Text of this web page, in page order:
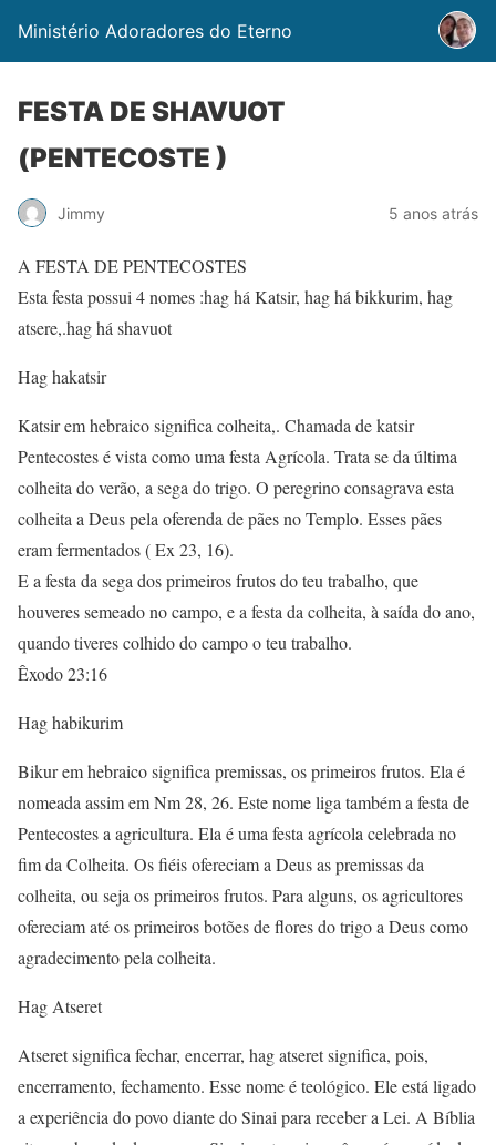
Ministério Adoradores do Eterno
FESTA DE SHAVUOT
(PENTECOSTE )
Jimmy 5 anos atrás
A FESTA DE PENTECOSTES
Esta festa possui 4 nomes :hag há Katsir, hag há bikkurim, hag
atsere,.hag há shavuot
Hag hakatsir
Katsir em hebraico significa colheita,. Chamada de katsir
Pentecostes é vista como uma festa Agrícola. Trata se da última
colheita do verão, a sega do trigo. O peregrino consagrava esta
colheita a Deus pela oferenda de pães no Templo. Esses pães
eram fermentados ( Ex 23, 16).
E a festa da sega dos primeiros frutos do teu trabalho, que
houveres semeado no campo, e a festa da colheita, à saída do ano,
quando tiveres colhido do campo o teu trabalho.
Êxodo 23:16
Hag habikurim
Bikur em hebraico significa premissas, os primeiros frutos. Ela é
nomeada assim em Nm 28, 26. Este nome liga também a festa de
Pentecostes a agricultura. Ela é uma festa agrícola celebrada no
fim da Colheita. Os fiéis ofereciam a Deus as premissas da
colheita, ou seja os primeiros frutos. Para alguns, os agricultores
ofereciam até os primeiros botões de flores do trigo a Deus como
agradecimento pela colheita.
Hag Atseret
Atseret significa fechar, encerrar, hag atseret significa, pois,
encerramento, fechamento. Esse nome é teológico. Ele está ligado
a experiência do povo diante do Sinai para receber a Lei. A Bíblia